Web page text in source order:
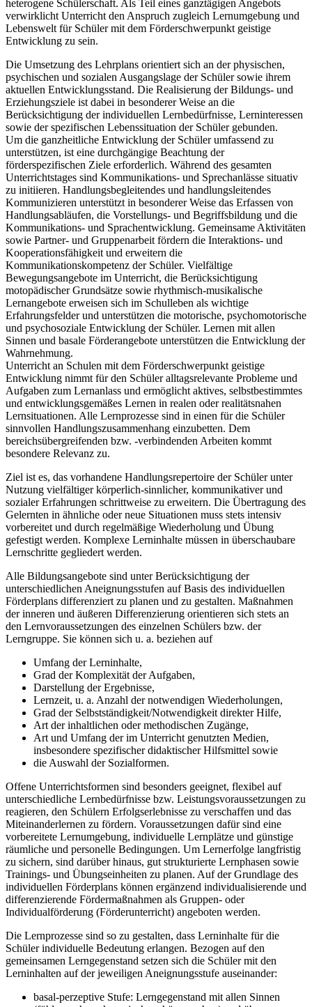
heterogene Schülerschaft. Als Teil eines ganztägigen Angebots
verwirklicht Unterricht den Anspruch zugleich Lernumgebung und
Lebenswelt für Schüler mit dem Förderschwerpunkt geistige
Entwicklung zu sein.
Die Umsetzung des Lehrplans orientiert sich an der physischen,
psychischen und sozialen Ausgangslage der Schüler sowie ihrem
aktuellen Entwicklungsstand. Die Realisierung der Bildungs- und
Erziehungsziele ist dabei in besonderer Weise an die
Berücksichtigung der individuellen Lernbedürfnisse, Lerninteressen
sowie der spezifischen Lebenssituation der Schüler gebunden.
Um die ganzheitliche Entwicklung der Schüler umfassend zu
unterstützen, ist eine durchgängige Beachtung der
förderspezifischen Ziele erforderlich. Während des gesamten
Unterrichtstages sind Kommunikations- und Sprechanlässe situativ
zu initiieren. Handlungsbegleitendes und handlungsleitendes
Kommunizieren unterstützt in besonderer Weise das Erfassen von
Handlungsabläufen, die Vorstellungs- und Begriffsbildung und die
Kommunikations- und Sprachentwicklung. Gemeinsame Aktivitäten
sowie Partner- und Gruppenarbeit fördern die Interaktions- und
Kooperationsfähigkeit und erweitern die
Kommunikationskompetenz der Schüler. Vielfältige
Bewegungsangebote im Unterricht, die Berücksichtigung
motopädischer Grundsätze sowie rhythmisch-musikalische
Lernangebote erweisen sich im Schulleben als wichtige
Erfahrungsfelder und unterstützen die motorische, psychomotorische
und psychosoziale Entwicklung der Schüler. Lernen mit allen
Sinnen und basale Förderangebote unterstützen die Entwicklung der
Wahrnehmung.
Unterricht an Schulen mit dem Förderschwerpunkt geistige
Entwicklung nimmt für den Schüler alltagsrelevante Probleme und
Aufgaben zum Lernanlass und ermöglicht aktives, selbstbestimmtes
und entwicklungsgemäßes Lernen in realen oder realitätsnahen
Lernsituationen. Alle Lernprozesse sind in einen für die Schüler
sinnvollen Handlungszusammenhang einzubetten. Dem
bereichsübergreifenden bzw. -verbindenden Arbeiten kommt
besondere Relevanz zu.
Ziel ist es, das vorhandene Handlungsrepertoire der Schüler unter
Nutzung vielfältiger körperlich-sinnlicher, kommunikativer und
sozialer Erfahrungen schrittweise zu erweitern. Die Übertragung des
Gelernten in ähnliche oder neue Situationen muss stets intensiv
vorbereitet und durch regelmäßige Wiederholung und Übung
gefestigt werden. Komplexe Lerninhalte müssen in überschaubare
Lernschritte gegliedert werden.
Alle Bildungsangebote sind unter Berücksichtigung der
unterschiedlichen Aneignungsstufen auf Basis des individuellen
Förderplans differenziert zu planen und zu gestalten. Maßnahmen
der inneren und äußeren Differenzierung orientieren sich stets an
den Lernvoraussetzungen des einzelnen Schülers bzw. der
Lerngruppe. Sie können sich u. a. beziehen auf
Umfang der Lerninhalte,
Grad der Komplexität der Aufgaben,
Darstellung der Ergebnisse,
Lernzeit, u. a. Anzahl der notwendigen Wiederholungen,
Grad der Selbstständigkeit/Notwendigkeit direkter Hilfe,
Art der inhaltlichen oder methodischen Zugänge,
Art und Umfang der im Unterricht genutzten Medien,
insbesondere spezifischer didaktischer Hilfsmittel sowie
die Auswahl der Sozialformen.
Offene Unterrichtsformen sind besonders geeignet, flexibel auf
unterschiedliche Lernbedürfnisse bzw. Leistungsvoraussetzungen zu
reagieren, den Schülern Erfolgserlebnisse zu verschaffen und das
Miteinanderlernen zu fördern. Voraussetzungen dafür sind eine
vorbereitete Lernumgebung, individuelle Lernplätze und günstige
räumliche und personelle Bedingungen. Um Lernerfolge langfristig
zu sichern, sind darüber hinaus, gut strukturierte Lernphasen sowie
Trainings- und Übungseinheiten zu planen. Auf der Grundlage des
individuellen Förderplans können ergänzend individualisierende und
differenzierende Fördermaßnahmen als Gruppen- oder
Individualförderung (Förderunterricht) angeboten werden.
Die Lernprozesse sind so zu gestalten, dass Lerninhalte für die
Schüler individuelle Bedeutung erlangen. Bezogen auf den
gemeinsamen Lerngegenstand setzen sich die Schüler mit den
Lerninhalten auf der jeweiligen Aneignungsstufe auseinander:
basal-perzeptive Stufe: Lerngegenstand mit allen Sinnen